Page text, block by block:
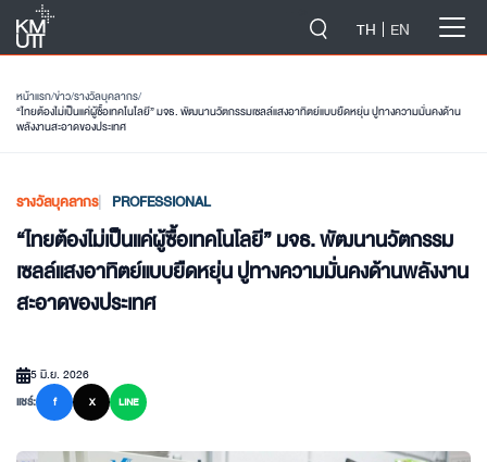
TH EN
หน้าแรก/ข่าว/รางวัลบุคลากร/
“ไทยต้องไม่เป็นแค่ผู้ซื้อเทคโนโลยี” มจธ. พัฒนานวัตกรรมเซลล์แสงอาทิตย์แบบยืดหยุ่น ปูทางความมั่นคงด้าน
พลังงานสะอาดของประเทศ
รางวัลบุคลากร PROFESSIONAL
“ไทยต้องไม่เป็นแค่ผู้ซื้อเทคโนโลยี” มจธ. พัฒนานวัตกรรม
เซลล์แสงอาทิตย์แบบยืดหยุ่น ปูทางความมั่นคงด้านพลังงาน
สะอาดของประเทศ
5 มิ.ย. 2026
แชร์:
f X LINE